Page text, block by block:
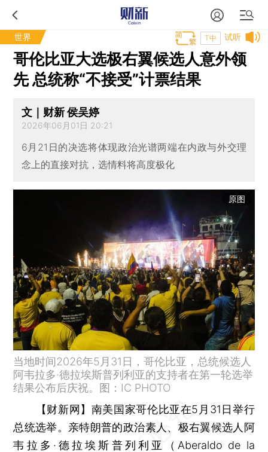
世界 试听
T中
哥伦比亚大选极右翼候选人意外领
先 总统称“不接受”计票结果
文｜财新 侯吴婷
2026年06月01日 20:21
6月21日的决选将体现政治光谱两端在内政与外交理
念上的直接对抗，选情料将高度极化
原图
当地时间2026年5月31日，哥伦比亚，总统候选人
阿韦拉多·德拉埃斯普列利亚的支持者在第一轮选举
结果公布后庆祝。图：IC PHOTO
【财新网】 南美国家哥伦比亚在5月31日举行
总统选举。亲特朗普的政治素人、极右翼候选人阿
韦拉多·德拉埃斯普列利亚（Aberaldo de la